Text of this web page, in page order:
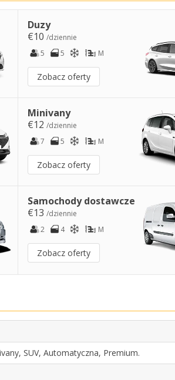
Duzy
€10 /dziennie
5
5 M
Zobacz oferty
Minivany
€12 /dziennie
7
5 M
Zobacz oferty
Samochody dostawcze
€13 /dziennie
2
4 M
Zobacz oferty
SUV, Automatyczna, Premium.